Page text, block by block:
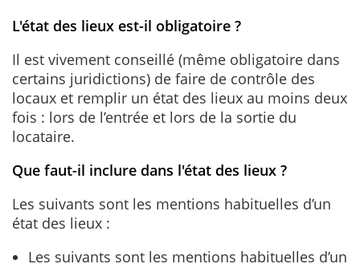
L'état des lieux est-il obligatoire ?
Il est vivement conseillé (même obligatoire dans
certains juridictions) de faire de contrôle des
locaux et remplir un état des lieux au moins deux
fois : lors de l’entrée et lors de la sortie du
locataire.
Que faut-il inclure dans l'état des lieux ?
Les suivants sont les mentions habituelles d’un
état des lieux :
Les suivants sont les mentions habituelles d’un